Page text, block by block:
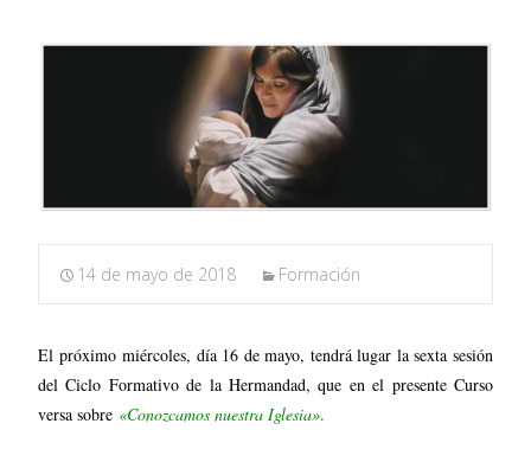
14 de mayo de 2018 Formación
El próximo miércoles, día 16 de mayo, tendrá lugar la sexta sesión
del Ciclo Formativo de la Hermandad, que en el presente Curso
versa sobre «Conozcamos nuestra Iglesia».